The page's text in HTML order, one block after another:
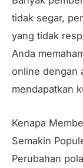
tidak segar,
yang tidak
Anda
online dengan
mendapatkan
Kenapa
Semakin
Perubahan